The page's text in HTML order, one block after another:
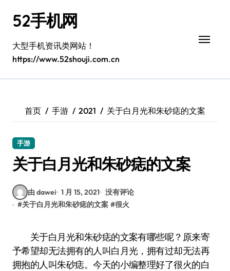
52手机网
大型手机资讯类网站！
https://www.52shouji.com.cn
首页 手游 2021 关于白月光和朱砂痣的文案
手游
关于白月光和朱砂痣的文案
由 dawei 1 月 15, 2021 没有评论
#关于白月光和朱砂痣的文案 #很火
关于白月光和朱砂痣的文案有哪些呢？原来寄
予希望却无法拥有的人叫白月光，拥有过却无法再
拥抱的人叫朱砂痣。今天的小编整理好了很火的白